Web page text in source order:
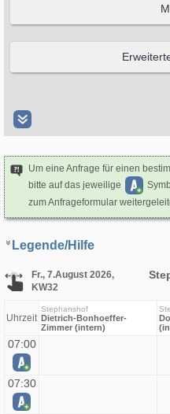
Um eine Anfrage für einen
bitte auf das jeweilige
zum Anfrageformular
Legende/Hilfe
Fr., 7.August 2026,
KW32
Uhrzeit
Stephanshof
Dietrich-Bonhoeffer-
Zimmer (intern)
07:00
07:30